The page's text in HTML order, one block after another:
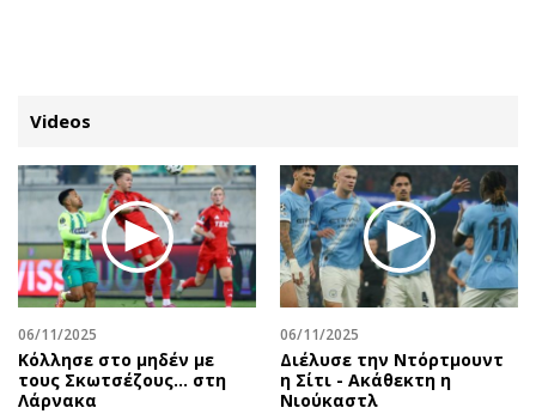
ΚΑΤΗΓΟΡΙΕΣ ΣΥΝΔΕΣΗ
Κύπρος
Παιδεία
Υγεία
Πολιτική
Βουλευτικές 2026
Απόψεις
Αρθρογραφία
The Hill
Υγεία
Αγγελίες
Videos
06/11/2025
Κόλλησε στο μηδέν με
τους Σκωτσέζους... στη
Λάρνακα
06/11/2025
Διέλυσε την Ντόρτμουντ
η Σίτι - Ακάθεκτη η
Νιούκαστλ